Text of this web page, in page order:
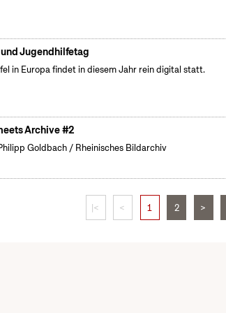
Jugendhilfetag
in Europa findet in diesem Jahr rein digital statt.
Archive #2
Goldbach / Rheinisches Bildarchiv
|< < 1 2 >